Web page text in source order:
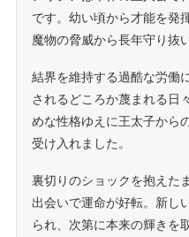
です。幼い頃から才能を発
魔物の脅威から長年守り抜
結界を維持する過酷な労働
されるどころか蔑まれる日
めな性格ゆえに王太子から
受け入れました。
裏切りのショックを抱えた
出会いで運命が好転。新し
られ、次第に本来の輝きを